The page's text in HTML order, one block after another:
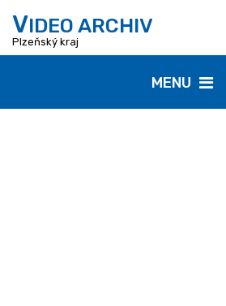
VIDEO ARCHIV
Plzeňský kraj
MENU